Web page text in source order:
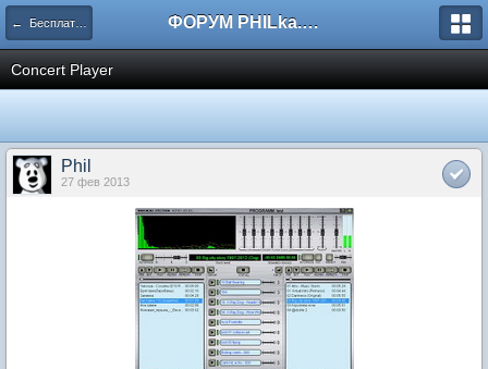
← Бесплатные программы ФОРУМ PHILka.RU
Concert Player
Phil
27 фев 2013